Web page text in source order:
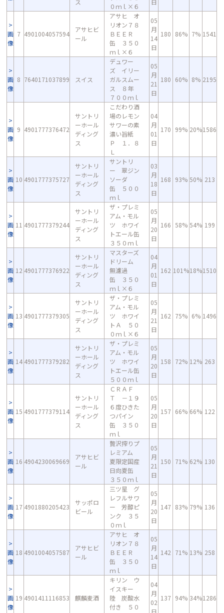
ス
０ｍｌ×６
日
画
像
7 4901004057594
アサヒビ
ール
アサヒ オ
リオン７８
ＢＥＥＲ
缶 ３５０
ｍｌ×６
05
月
14
日
180 86% 7% 1541
画
像
8 7640171037899 スイス
デュワー
ズ イリー
ガルスムー
ス ８年
７００ｍｌ
05
月
21
日
180 60% 8% 2195
画
像
9 4901777376472
サントリ
ーホール
ディング
ス
こだわり酒
場のレモン
サワーの素
濃い旨紙
Ｐ １．８
Ｌ
04
月
01
日
170 99% 20%1586
画
像
10 4901777375727
サントリ
ーホール
ディング
ス
サントリ
ー 翠ジン
ソーダ
缶 ５００
ｍｌ
03
月
18
日
168 93% 50% 213
画
像
11 4901777379244
サントリ
ーホール
ディング
ス
ザ・プレミ
アム・モル
ツ ホワイ
トエール缶
３５０ｍｌ
05
月
20
日
166 58% 54% 199
画
像
12 4901777376922
サントリ
ーホール
ディング
ス
マスターズ
ドリーム
無濾過
缶 ３５０
ｍｌ×６
04
月
01
日
162 101%18%1510
画
像
13 4901777379305
サントリ
ーホール
ディング
ス
ザ・プレミ
アム・モル
ツ ホワイ
トＡ ５０
０ｍｌ×６
05
月
21
日
162 75% 6% 1496
画
像
14 4901777379282
サントリ
ーホール
ディング
ス
ザ・プレミ
アム・モル
ツ ホワイ
トエール缶
５００ｍｌ
05
月
20
日
158 72% 12% 263
画
像
15 4901777379114
サントリ
ーホール
ディング
ス
ＣＲＡＦ
Ｔ －１９
６度ひきた
つパイン
缶 ３５０
ｍｌ
05
月
20
日
157 66% 66% 122
画
像
16 4904230069669
アサヒビ
ール
贅沢搾りプ
レミアム
夏限定国産
日向夏缶
３５０ｍｌ
05
月
21
日
150 71% 62% 130
画
像
17 4901880205423
サッポロ
ビール
三ツ星 グ
レフルサワ
ー 芳醇ピ
ンク ３５
０ｍｌ
05
月
20
日
147 83% 79% 136
画
像
18 4901004057587
アサヒビ
ール
アサヒ オ
リオン７８
ＢＥＥＲ
缶 ３５０
ｍｌ
05
月
14
日
142 71% 13% 258
画
像
19 4901411116853 麒麟麦酒
キリン ウ
イスキー
陸 炭酸水
付き ５０
04
月
02
日
137 94% 34%1286